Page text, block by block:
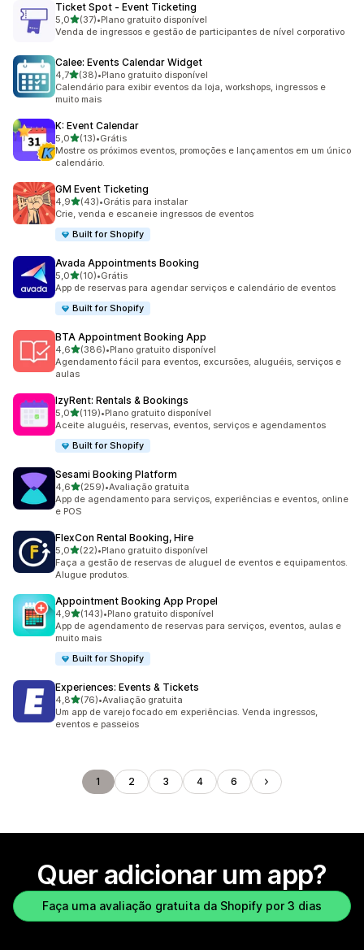
Ticket Spot ‑ Event Ticketing
5,0de 5 estrelas
(37)
37 avaliações ao todo
•Plano gratuito disponível
Venda de ingressos e gestão de participantes de nível corporativo
Calee: Events Calendar Widget
4,7de 5 estrelas
(38)
38 avaliações ao todo
•Plano gratuito disponível
Calendário para exibir eventos da loja, workshops, ingressos e
muito mais
K: Event Calendar
5,0de 5 estrelas
(13)
13 avaliações ao todo
•Grátis
Mostre os próximos eventos, promoções e lançamentos em um único
calendário.
GM Event Ticketing
4,9de 5 estrelas
(43)
43 avaliações ao todo
•Grátis para instalar
Crie, venda e escaneie ingressos de eventos
Built for Shopify
Avada Appointments Booking
5,0de 5 estrelas
(10)
10 avaliações ao todo
•Grátis
App de reservas para agendar serviços e calendário de eventos
Built for Shopify
BTA Appointment Booking App
4,6de 5 estrelas
(386)
386 avaliações ao todo
•Plano gratuito disponível
Agendamento fácil para eventos, excursões, aluguéis, serviços e
aulas
IzyRent: Rentals & Bookings
5,0de 5 estrelas
(119)
119 avaliações ao todo
•Plano gratuito disponível
Aceite aluguéis, reservas, eventos, serviços e agendamentos
Built for Shopify
Sesami Booking Platform
4,6de 5 estrelas
(259)
259 avaliações ao todo
•Avaliação gratuita
App de agendamento para serviços, experiências e eventos, online
e POS
FlexCon Rental Booking, Hire
5,0de 5 estrelas
(22)
22 avaliações ao todo
•Plano gratuito disponível
Faça a gestão de reservas de aluguel de eventos e equipamentos.
Alugue produtos.
Appointment Booking App Propel
4,9de 5 estrelas
(143)
143 avaliações ao todo
•Plano gratuito disponível
App de agendamento de reservas para serviços, eventos, aulas e
muito mais
Built for Shopify
Experiences: Events & Tickets
4,8de 5 estrelas
(76)
76 avaliações ao todo
•Avaliação gratuita
Um app de varejo focado em experiências. Venda ingressos,
eventos e passeios
1 2 3 4 6
Quer adicionar um app?
Faça uma avaliação gratuita da Shopify por 3 dias